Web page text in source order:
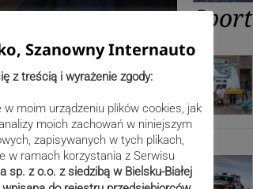
Sport
Szanowny Internauto
z treścią i wyrażenie zgody:
moim urządzeniu plików cookies, jak
moich zachowań w niniejszym
zapisywanych w tych plikach,
w ramach korzystania z Serwisu
sp. z o.o. z siedzibą w Bielsku-Białej